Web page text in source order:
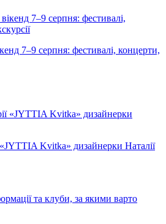
7–9 серпня: фестивалі, концерти,
«JYTTIA Kvitka» дизайнерки Наталії